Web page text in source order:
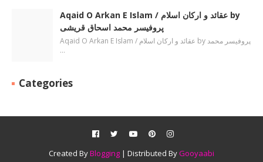
Aqaid O Arkan E Islam / عقائد و ارکان اسلام by
پروفیسر محمد اسحاق قریشی
Aqaid O Arkan E Islam / عقائد و ارکان اسلام by پروفیسر محمد
…
Categories
Created ByBlogging | Distributed By Gooyaabi